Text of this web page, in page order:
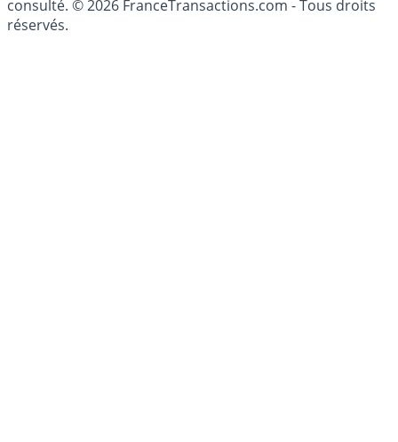
consulté. © 2026 FranceTransactions.com - Tous droits
réservés.